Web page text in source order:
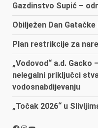
Gazdinstvo Supić –
Obilježen Dan
Plan restrikcije za
„Vodovod“ a.d.
nelegalni priključci
vodosnabdijevanju
„Točak 2026“ u